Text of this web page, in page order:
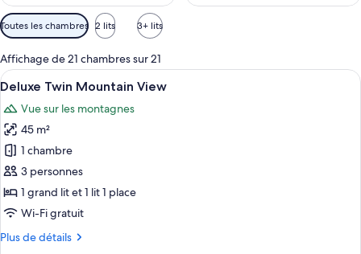
Filtres
disponibles
pour
les
chambres
Toutes les chambres 2 lits 3+ lits
Affichage de 21 chambres sur 21
Afficher
toutes
les
photos
pour
ce
type
de
chambre :
Deluxe
Une chambre d’hôtel avec un
10
Deluxe Twin Mountain View
Vue sur les montagnes
45 m²
1 chambre
3 personnes
1 grand lit et 1 lit 1 place
Wi-Fi gratuit
Plus de détails
Plus